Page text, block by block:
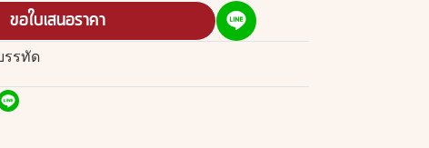
ขอใบเสนอราคา
รรทัด